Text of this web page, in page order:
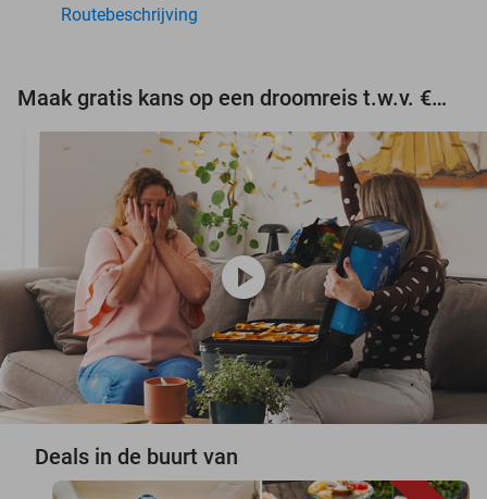
Routebeschrijving
Maak gratis kans op een droomreis t.w.v. €3.000!
play_circle
Deals in de buurt van